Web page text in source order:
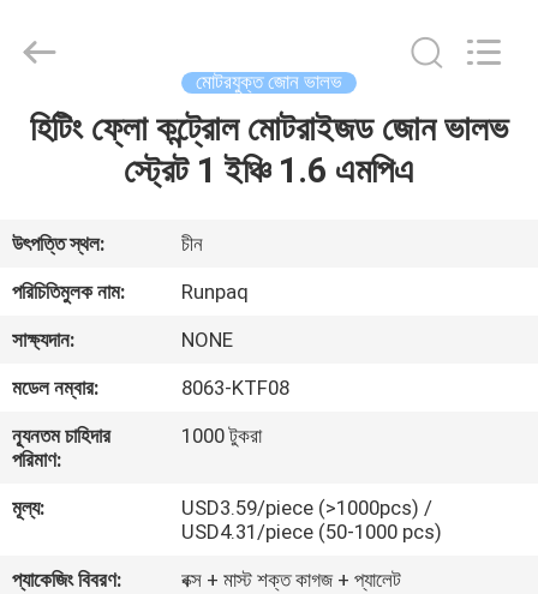
বাড়ি
আমাদের
সম্পর্কে
কারখানা
ভ্রমণ
মান
নিয়ন্ত্রণ
Reserved.
মোটরযুক্ত জোন ভালভ
হিটিং ফ্লো কন্ট্রোল মোটরাইজড জোন ভালভ
স্ট্রেট 1 ইঞ্চি 1.6 এমপিএ
উৎপত্তি স্থল:
চীন
পরিচিতিমুলক নাম:
Runpaq
সাক্ষ্যদান:
NONE
মডেল নম্বার:
8063-KTF08
ন্যূনতম চাহিদার
পরিমাণ:
1000 টুকরা
মূল্য:
USD3.59/piece (>1000pcs) /
USD4.31/piece (50-1000 pcs)
প্যাকেজিং বিবরণ:
বক্স + মাস্ট শক্ত কাগজ + প্যালেট